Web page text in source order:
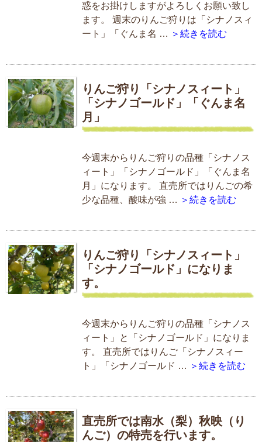
惑をお掛けしますがよろしくお願い致し
ます。 週末のりんご狩りは「シナノスィ
ート」「ぐんま名 … ＞続きを読む
りんご狩り「シナノスィート」
「シナノゴールド」「ぐんま名
月」
今週末からりんご狩りの品種「シナノス
ィート」「シナノゴールド」「ぐんま名
月」になります。 直売所ではりんごの希
少な品種、酸味が強 … ＞続きを読む
りんご狩り「シナノスィート」
「シナノゴールド」になりま
す。
今週末からりんご狩りの品種「シナノス
ィート」と「シナノゴールド」になりま
す。 直売所ではりんご「シナノスィー
ト」「シナノゴールド … ＞続きを読む
直売所では南水（梨）秋映（り
んご）の特売を行います。